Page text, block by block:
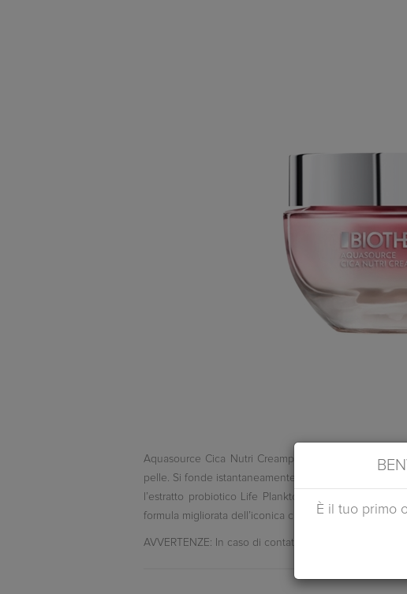
Aquasource Cica Nutri Creamper pelle normale e
pelle. Si fonde istantaneamente con la pelle e dona
l’estratto probiotico Life Plankton, che rendono la
formula migliorata dell’iconica crema originale
AVVERTENZE: In caso di contatto con gli occhi,
È il tuo primo